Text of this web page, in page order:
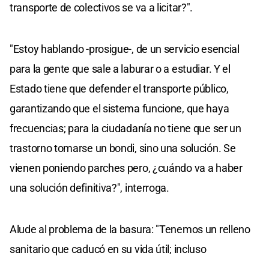
transporte de colectivos se va a licitar?".
"Estoy hablando -prosigue-, de un servicio esencial
para la gente que sale a laburar o a estudiar. Y el
Estado tiene que defender el transporte público,
garantizando que el sistema funcione, que haya
frecuencias; para la ciudadanía no tiene que ser un
trastorno tomarse un bondi, sino una solución. Se
vienen poniendo parches pero, ¿cuándo va a haber
una solución definitiva?", interroga.
Alude al problema de la basura: "Tenemos un relleno
sanitario que caducó en su vida útil; incluso